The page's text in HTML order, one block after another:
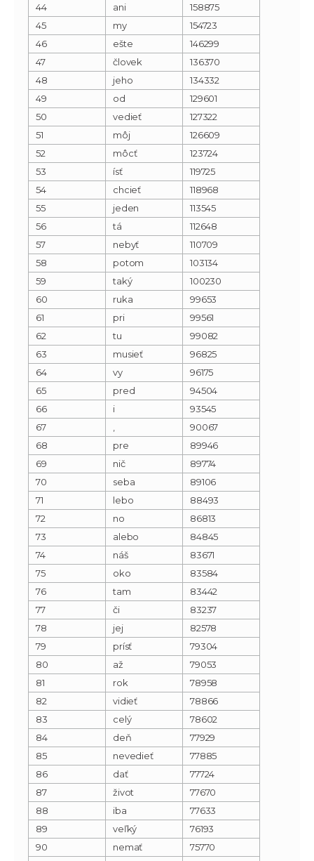
44
ani
158875
45
my
154723
46
ešte
146299
47
človek
136370
48
jeho
134332
49
od
129601
50
vedieť
127322
51
môj
126609
52
môcť
123724
53
ísť
119725
54
chcieť
118968
55
jeden
113545
56
tá
112648
57
nebyť
110709
58
potom
103134
59
taký
100230
60
ruka
99653
61
pri
99561
62
tu
99082
63
musieť
96825
64
vy
96175
65
pred
94504
66
i
93545
67
90067
68
pre
89946
69
nič
89774
70
seba
89106
71
lebo
88493
72
no
86813
73
alebo
84845
74
náš
83671
75
oko
83584
76
tam
83442
77
či
83237
78
jej
82578
79
prísť
79304
80
až
79053
81
rok
78958
82
vidieť
78866
83
celý
78602
84
deň
77929
85
nevedieť
77885
86
dať
77724
87
život
77670
88
iba
77633
89
veľký
76193
90
nemať
75770